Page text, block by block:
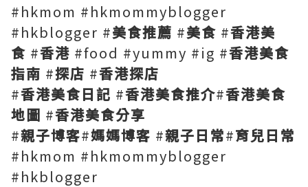
#hkmom #hkmommyblogger
#hkblogger #美食推薦 #美食 #香港美
食 #香港 #food #yummy #ig #香港美食
指南 #探店 #香港探店
#香港美食日記 #香港美食推介#香港美食
地圖 #香港美食分享
#親子博客#媽媽博客 #親子日常#育兒日常
#hkmom #hkmommyblogger
#hkblogger